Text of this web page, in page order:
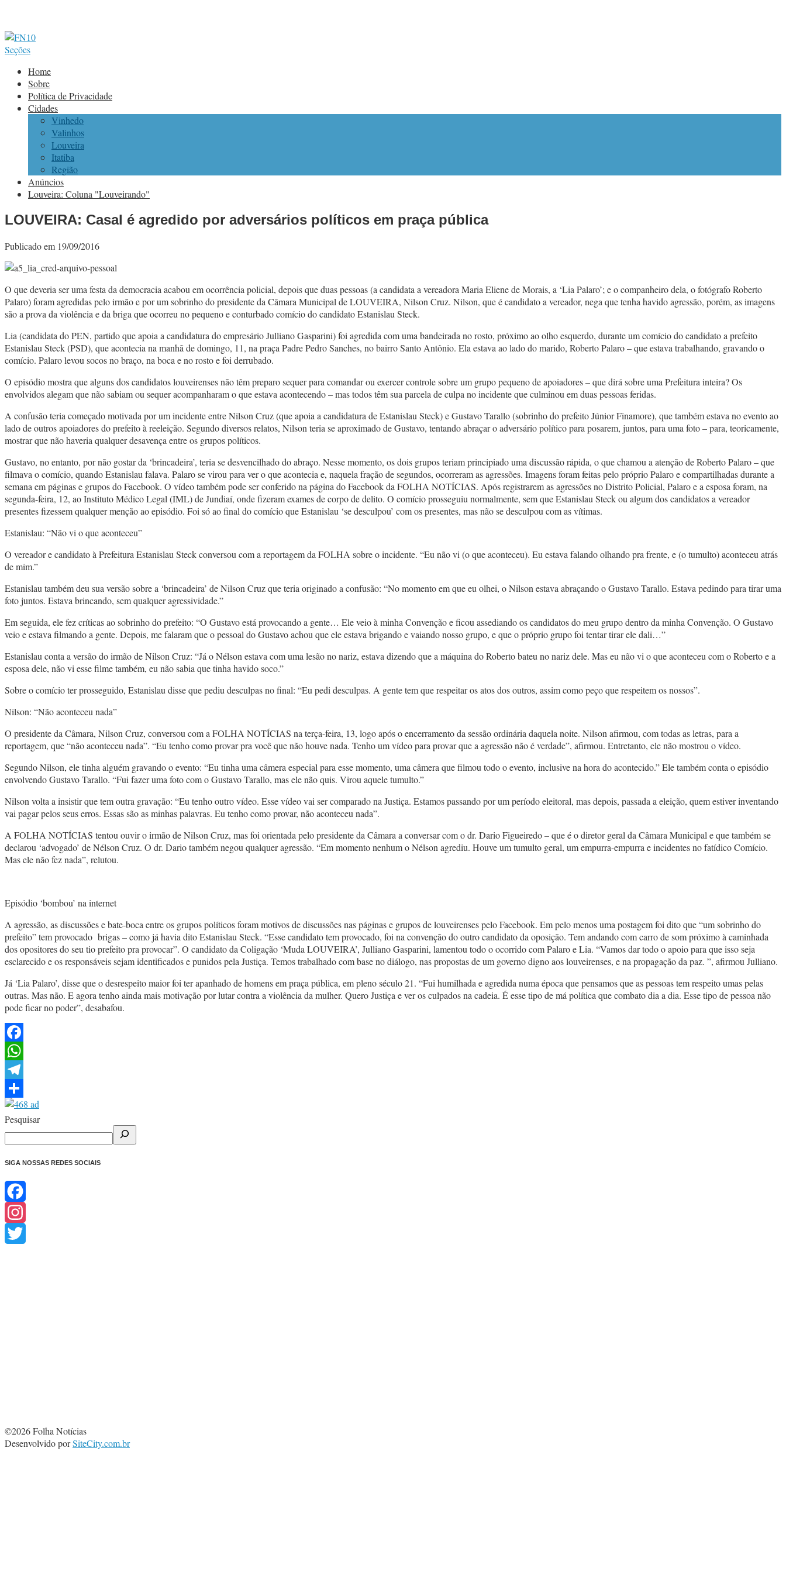
Seções
Home
Sobre
Política de Privacidade
Cidades
Vinhedo
Valinhos
Louveira
Itatiba
Região
Anúncios
Louveira: Coluna "Louveirando"
LOUVEIRA: Casal é agredido por adversários políticos em praça pública
Publicado em 19/09/2016
O que deveria ser uma festa da democracia acabou em ocorrência policial, depois que duas pessoas (a candidata a vereadora Maria Eliene de Morais, a ‘Lia Palaro’; e o companheiro dela, o fotógrafo Roberto
Palaro) foram agredidas pelo irmão e por um sobrinho do presidente da Câmara Municipal de LOUVEIRA, Nilson Cruz. Nilson, que é candidato a vereador, nega que tenha havido agressão, porém, as imagens
são a prova da violência e da briga que ocorreu no pequeno e conturbado comício do candidato Estanislau Steck.
Lia (candidata do PEN, partido que apoia a candidatura do empresário Julliano Gasparini) foi agredida com uma bandeirada no rosto, próximo ao olho esquerdo, durante um comício do candidato a prefeito
Estanislau Steck (PSD), que acontecia na manhã de domingo, 11, na praça Padre Pedro Sanches, no bairro Santo Antônio. Ela estava ao lado do marido, Roberto Palaro – que estava trabalhando, gravando o
comício. Palaro levou socos no braço, na boca e no rosto e foi derrubado.
O episódio mostra que alguns dos candidatos louveirenses não têm preparo sequer para comandar ou exercer controle sobre um grupo pequeno de apoiadores – que dirá sobre uma Prefeitura inteira? Os
envolvidos alegam que não sabiam ou sequer acompanharam o que estava acontecendo – mas todos têm sua parcela de culpa no incidente que culminou em duas pessoas feridas.
A confusão teria começado motivada por um incidente entre Nilson Cruz (que apoia a candidatura de Estanislau Steck) e Gustavo Tarallo (sobrinho do prefeito Júnior Finamore), que também estava no evento ao
lado de outros apoiadores do prefeito à reeleição. Segundo diversos relatos, Nilson teria se aproximado de Gustavo, tentando abraçar o adversário político para posarem, juntos, para uma foto – para, teoricamente,
mostrar que não haveria qualquer desavença entre os grupos políticos.
Gustavo, no entanto, por não gostar da ‘brincadeira’, teria se desvencilhado do abraço. Nesse momento, os dois grupos teriam principiado uma discussão rápida, o que chamou a atenção de Roberto Palaro – que
filmava o comício, quando Estanislau falava. Palaro se virou para ver o que acontecia e, naquela fração de segundos, ocorreram as agressões. Imagens foram feitas pelo próprio Palaro e compartilhadas durante a
semana em páginas e grupos do Facebook. O vídeo também pode ser conferido na página do Facebook da FOLHA NOTÍCIAS. Após registrarem as agressões no Distrito Policial, Palaro e a esposa foram, na
segunda-feira, 12, ao Instituto Médico Legal (IML) de Jundiaí, onde fizeram exames de corpo de delito. O comício prosseguiu normalmente, sem que Estanislau Steck ou algum dos candidatos a vereador
presentes fizessem qualquer menção ao episódio. Foi só ao final do comício que Estanislau ‘se desculpou’ com os presentes, mas não se desculpou com as vítimas.
Estanislau: “Não vi o que aconteceu”
O vereador e candidato à Prefeitura Estanislau Steck conversou com a reportagem da FOLHA sobre o incidente. “Eu não vi (o que aconteceu). Eu estava falando olhando pra frente, e (o tumulto) aconteceu atrás
de mim.”
Estanislau também deu sua versão sobre a ‘brincadeira’ de Nilson Cruz que teria originado a confusão: “No momento em que eu olhei, o Nilson estava abraçando o Gustavo Tarallo. Estava pedindo para tirar uma
foto juntos. Estava brincando, sem qualquer agressividade.”
Em seguida, ele fez críticas ao sobrinho do prefeito: “O Gustavo está provocando a gente… Ele veio à minha Convenção e ficou assediando os candidatos do meu grupo dentro da minha Convenção. O Gustavo
veio e estava filmando a gente. Depois, me falaram que o pessoal do Gustavo achou que ele estava brigando e vaiando nosso grupo, e que o próprio grupo foi tentar tirar ele dali…”
Estanislau conta a versão do irmão de Nilson Cruz: “Já o Nélson estava com uma lesão no nariz, estava dizendo que a máquina do Roberto bateu no nariz dele. Mas eu não vi o que aconteceu com o Roberto e a
esposa dele, não vi esse filme também, eu não sabia que tinha havido soco.”
Sobre o comício ter prosseguido, Estanislau disse que pediu desculpas no final: “Eu pedi desculpas. A gente tem que respeitar os atos dos outros, assim como peço que respeitem os nossos”.
Nilson: “Não aconteceu nada”
O presidente da Câmara, Nilson Cruz, conversou com a FOLHA NOTÍCIAS na terça-feira, 13, logo após o encerramento da sessão ordinária daquela noite. Nilson afirmou, com todas as letras, para a
reportagem, que “não aconteceu nada”. “Eu tenho como provar pra você que não houve nada. Tenho um vídeo para provar que a agressão não é verdade”, afirmou. Entretanto, ele não mostrou o vídeo.
Segundo Nilson, ele tinha alguém gravando o evento: “Eu tinha uma câmera especial para esse momento, uma câmera que filmou todo o evento, inclusive na hora do acontecido.” Ele também conta o episódio
envolvendo Gustavo Tarallo. “Fui fazer uma foto com o Gustavo Tarallo, mas ele não quis. Virou aquele tumulto.”
Nilson volta a insistir que tem outra gravação: “Eu tenho outro vídeo. Esse vídeo vai ser comparado na Justiça. Estamos passando por um período eleitoral, mas depois, passada a eleição, quem estiver inventando
vai pagar pelos seus erros. Essas são as minhas palavras. Eu tenho como provar, não aconteceu nada”.
A FOLHA NOTÍCIAS tentou ouvir o irmão de Nilson Cruz, mas foi orientada pelo presidente da Câmara a conversar com o dr. Dario Figueiredo – que é o diretor geral da Câmara Municipal e que também se
declarou ‘advogado’ de Nélson Cruz. O dr. Dario também negou qualquer agressão. “Em momento nenhum o Nélson agrediu. Houve um tumulto geral, um empurra-empurra e incidentes no fatídico Comício.
Mas ele não fez nada”, relutou.
Episódio ‘bombou’ na internet
A agressão, as discussões e bate-boca entre os grupos políticos foram motivos de discussões nas páginas e grupos de louveirenses pelo Facebook. Em pelo menos uma postagem foi dito que “um sobrinho do
prefeito” tem provocado brigas – como já havia dito Estanislau Steck. “Esse candidato tem provocado, foi na convenção do outro candidato da oposição. Tem andando com carro de som próximo à caminhada
dos opositores do seu tio prefeito pra provocar”. O candidato da Coligação ‘Muda LOUVEIRA’, Julliano Gasparini, lamentou todo o ocorrido com Palaro e Lia. “Vamos dar todo o apoio para que isso seja
esclarecido e os responsáveis sejam identificados e punidos pela Justiça. Temos trabalhado com base no diálogo, nas propostas de um governo digno aos louveirenses, e na propagação da paz. ”, afirmou Julliano.
Já ‘Lia Palaro’, disse que o desrespeito maior foi ter apanhado de homens em praça pública, em pleno século 21. “Fui humilhada e agredida numa época que pensamos que as pessoas tem respeito umas pelas
outras. Mas não. E agora tenho ainda mais motivação por lutar contra a violência da mulher. Quero Justiça e ver os culpados na cadeia. É esse tipo de má política que combato dia a dia. Esse tipo de pessoa não
pode ficar no poder”, desabafou.
Facebook
WhatsApp
Telegram
Share
Pesquisar
SIGA NOSSAS REDES SOCIAIS
Facebook
Instagram
©2026 Folha Notícias
Desenvolvido porSiteCity.com.br